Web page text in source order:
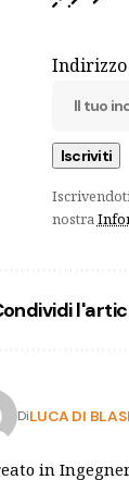
nostra
DiLUCA DI BLASI
in